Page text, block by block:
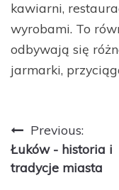
kawiarni,
wyrobami. To
odbywają się
jarmarki,
Nawigacja
wpisu
Previous:
Łuków - historia i
tradycje miasta